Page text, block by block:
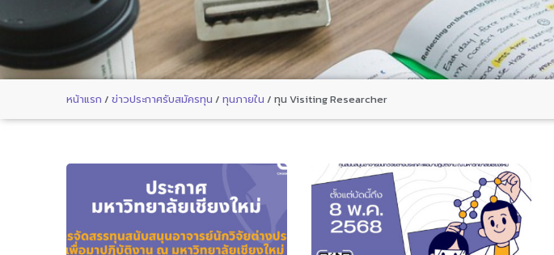
หน้าแรก / ข่าวประกาศรับสมัครทุน / ทุนภายใน / ทุน Visiting Researcher